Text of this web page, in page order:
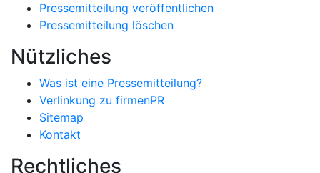
Pressemitteilung veröffentlichen
Pressemitteilung löschen
Nützliches
Was ist eine Pressemitteilung?
Verlinkung zu firmenPR
Sitemap
Kontakt
Rechtliches